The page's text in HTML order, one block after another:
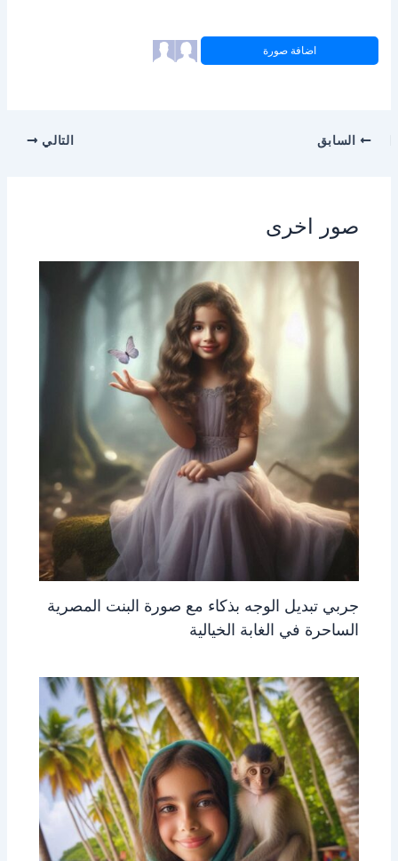
اضافة صورة
السابق التالي
صور اخرى
جربي تبديل الوجه بذكاء مع صورة البنت المصرية
الساحرة في الغابة الخيالية